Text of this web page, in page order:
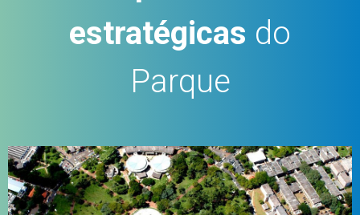
estratégicas do
Parque